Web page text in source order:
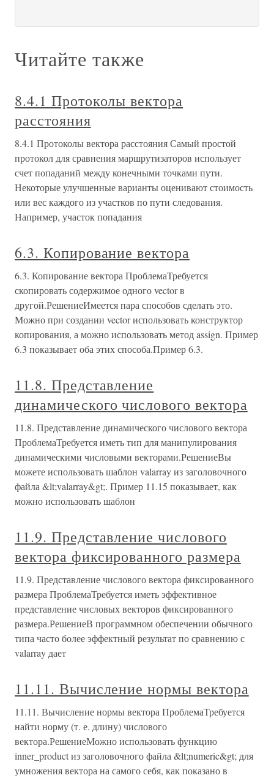
Читайте также
8.4.1 Протоколы вектора
расстояния
8.4.1 Протоколы вектора расстояния Самый простой
протокол для сравнения маршрутизаторов использует
счет попаданий между конечными точками пути.
Некоторые улучшенные варианты оценивают стоимость
или вес каждого из участков по пути следования.
Например, участок попадания
6.3. Копирование вектора
6.3. Копирование вектора ПроблемаТребуется
скопировать содержимое одного vector в
другой.РешениеИмеется пара способов сделать это.
Можно при создании vector использовать конструктор
копирования, а можно использовать метод assign. Пример
6.3 показывает оба этих способа.Пример 6.3.
11.8. Представление
динамического числового вектора
11.8. Представление динамического числового вектора
ПроблемаТребуется иметь тип для манипулирования
динамическими числовыми векторами.РешениеВы
можете использовать шаблон valarray из заголовочного
файла &lt;valarray&gt;. Пример 11.15 показывает, как
можно использовать шаблон
11.9. Представление числового
вектора фиксированного размера
11.9. Представление числового вектора фиксированного
размера ПроблемаТребуется иметь эффективное
представление числовых векторов фиксированного
размера.РешениеВ программном обеспечении обычного
типа часто более эффектный результат по сравнению с
valarray дает
11.11. Вычисление нормы вектора
11.11. Вычисление нормы вектора ПроблемаТребуется
найти норму (т. е. длину) числового
вектора.РешениеМожно использовать функцию
inner_product из заголовочного файла &lt;numeric&gt; для
умножения вектора на самого себя, как показано в